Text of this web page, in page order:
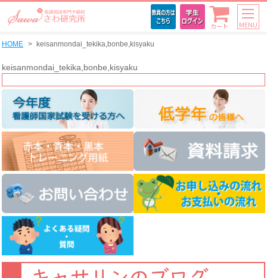
カート MENU
HOME keisanmondai_tekika,bonbe,kisyaku
keisanmondai_tekika,bonbe,kisyaku